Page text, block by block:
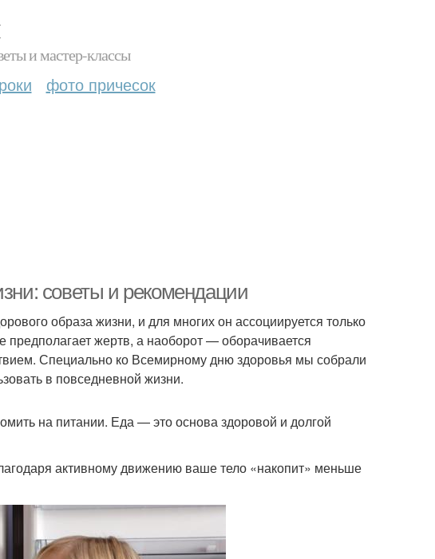
и мастер-классы
фото причесок
советы и рекомендации
образа жизни, и для многих он ассоциируется только
жертв, а наоборот — оборачивается
Специально ко Всемирному дню здоровья мы собрали
в повседневной жизни.
на питании. Еда — это основа здоровой и долгой
активному движению ваше тело «накопит» меньше